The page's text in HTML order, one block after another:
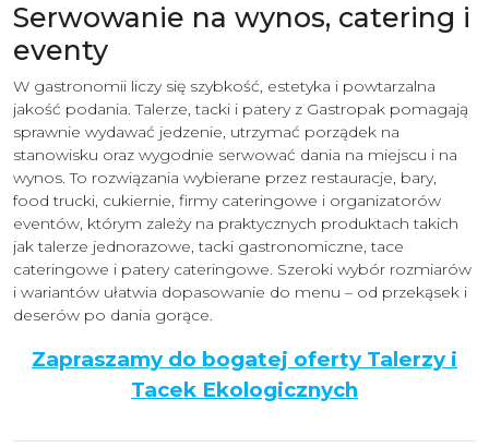
Serwowanie na wynos, catering i
eventy
W gastronomii liczy się szybkość, estetyka i powtarzalna
jakość podania. Talerze, tacki i patery z Gastropak pomagają
sprawnie wydawać jedzenie, utrzymać porządek na
stanowisku oraz wygodnie serwować dania na miejscu i na
wynos. To rozwiązania wybierane przez restauracje, bary,
food trucki, cukiernie, firmy cateringowe i organizatorów
eventów, którym zależy na praktycznych produktach takich
jak talerze jednorazowe, tacki gastronomiczne, tace
cateringowe i patery cateringowe. Szeroki wybór rozmiarów
i wariantów ułatwia dopasowanie do menu – od przekąsek i
deserów po dania gorące.
Zapraszamy do bogatej oferty Talerzy i
Tacek Ekologicznych